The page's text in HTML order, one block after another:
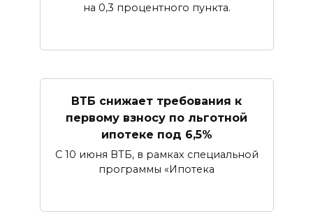
на 0,3 процентного пункта.
ВТБ снижает требования к
первому взносу по льготной
ипотеке под 6,5%
С 10 июня ВТБ, в рамках специальной
программы «Ипотека